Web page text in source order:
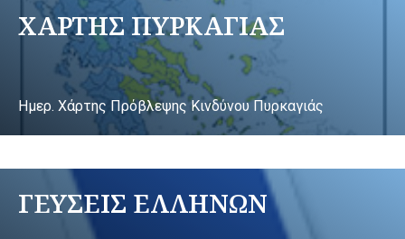
ΧΑΡΤΗΣ ΠΥΡΚΑΓΙΑΣ
Ημερ. Χάρτης Πρόβλεψης Κινδύνου Πυρκαγιάς
ΓΕΥΣΕΙΣ ΕΛΛΗΝΩΝ